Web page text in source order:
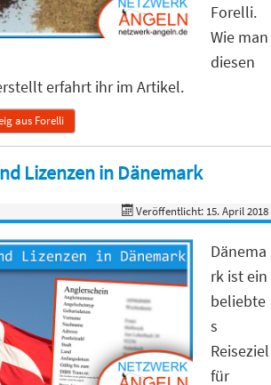
Forelli.
Wie man
diesen
erfahrt ihr im Artikel.
aus Forelli
Lizenzen in Dänemark
Veröffentlicht: 15. April 2018
Dänema
rk ist ein
beliebte
s
Reiseziel
für